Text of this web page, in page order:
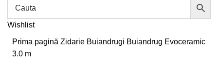
Wishlist
Prima pagină Zidarie Buiandrugi Buiandrug Evoceramic
3.0 m